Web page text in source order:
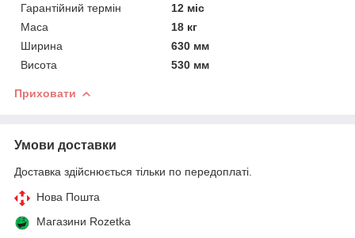
Гарантійний термін
12 міс
Маса
18 кг
Ширина
630 мм
Висота
530 мм
Приховати
Умови доставки
Доставка здійснюється тільки по передоплаті.
Нова Пошта
Магазини Rozetka